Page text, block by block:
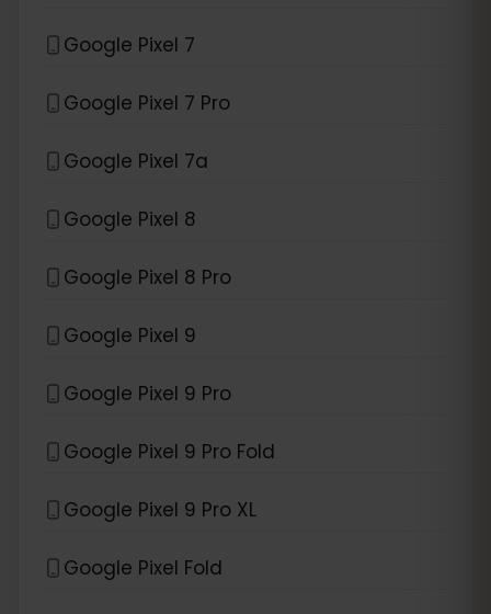
Google Pixel 7
Google Pixel 7 Pro
Google Pixel 7a
Google Pixel 8
Google Pixel 8 Pro
Google Pixel 9
Google Pixel 9 Pro
Google Pixel 9 Pro Fold
Google Pixel 9 Pro XL
Google Pixel Fold